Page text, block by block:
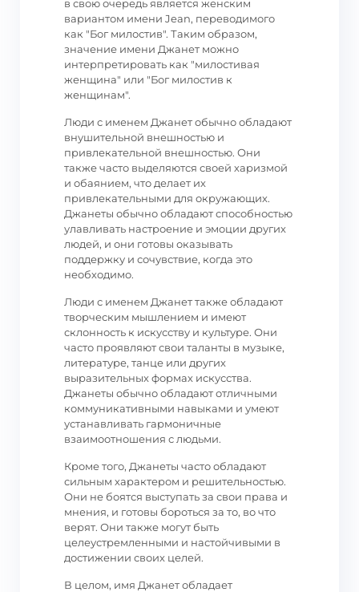
в свою очередь является женским
вариантом имени Jean, переводимого
как "Бог милостив". Таким образом,
значение имени Джанет можно
интерпретировать как "милостивая
женщина" или "Бог милостив к
женщинам".
Люди с именем Джанет обычно обладают
внушительной внешностью и
привлекательной внешностью. Они
также часто выделяются своей харизмой
и обаянием, что делает их
привлекательными для окружающих.
Джанеты обычно обладают способностью
улавливать настроение и эмоции других
людей, и они готовы оказывать
поддержку и сочувствие, когда это
необходимо.
Люди с именем Джанет также обладают
творческим мышлением и имеют
склонность к искусству и культуре. Они
часто проявляют свои таланты в музыке,
литературе, танце или других
выразительных формах искусства.
Джанеты обычно обладают отличными
коммуникативными навыками и умеют
устанавливать гармоничные
взаимоотношения с людьми.
Кроме того, Джанеты часто обладают
сильным характером и решительностью.
Они не боятся выступать за свои права и
мнения, и готовы бороться за то, во что
верят. Они также могут быть
целеустремленными и настойчивыми в
достижении своих целей.
В целом, имя Джанет обладает